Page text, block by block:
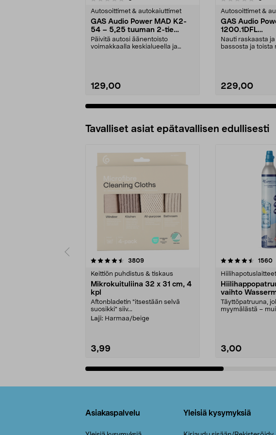
Autosoittimet & autokaiuttimet
GAS Audio Power MAD K2-
54 – 5,25 tuuman 2-tie
kaiutinsarja
autostereojärjestelmiin
Päivitä autosi äänentoisto
voimakkaalla keskialueella ja
129,00
Autosoittimet &
GAS Audio
1200.1DFL
Nauti raskaasta
bassosta ja toista
229,00
Tavalliset asiat epätavallisen edullisesti
3809arvostelut
Keittiön puhdistus & tiskaus
Mikrokuituliina 32 x 31 cm, 4
kpl
Aftonbladetin "itsestään selvä
suosikki" siiv...
Laji: Harmaa/beige
3,99
4.5viidestä
1560
vaihto
Täyttöpatruuna,
myymälästä –
3,00
Asiakaspalvelu Yleisiä kysymyksiä